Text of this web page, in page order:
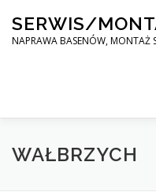
content
SERWIS/
NAPRAWA BASENÓW, MONTAŻ
SPA SERWIS
WAŁBRZYCH